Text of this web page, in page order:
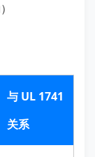
与 UL 1741
关系